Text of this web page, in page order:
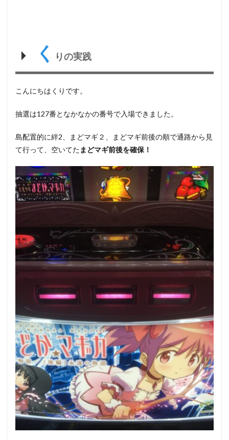
く りの実践
こんにちはくりです。
抽選は127番となかなかの番号で入場できました。
島配置的に絆2、まどマギ２、まどマギ前後の順で通路から見
て行って、空いてた まどマギ前後を確保！